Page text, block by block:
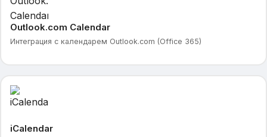
Outlook.com Calendar
Интеграция с календарем Outlook.com (Office 365)
iCalendar